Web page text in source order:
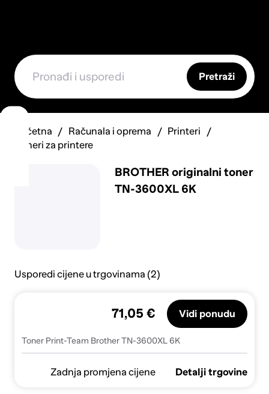
Pretraži
Početna Računala i oprema
Printeri
Toneri za printere
BROTHER originalni toner
TN-3600XL 6K
Usporedi cijene u trgovinama (2)
Toner Print-Team Brother TN-3600XL 6K
71,05 € Vidi ponudu
Zadnja promjena cijene Detalji trgovine